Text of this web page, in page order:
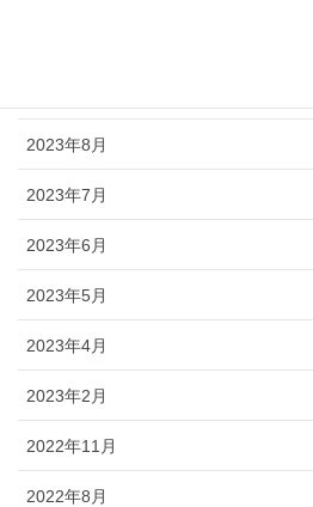
2023年8月
2023年7月
2023年6月
2023年5月
2023年4月
2023年2月
2022年11月
2022年8月